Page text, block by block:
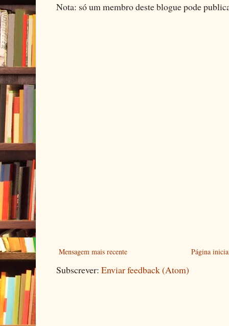
Nota: só um membro deste blogue pode
Mensagem mais recente Página
Subscrever: Enviar feedback (Atom)